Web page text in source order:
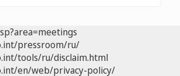
pressroom/ru/
tools/ru/disclaim.html
en/web/privacy-policy/